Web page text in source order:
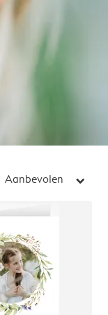
Aanbevolen arrow_right